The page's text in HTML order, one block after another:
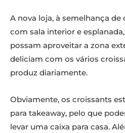
A nova loja, à semelhança
com sala interior e
possam aproveitar a zona
deliciam com os vários
produz diariamente.
Obviamente, os croissants
para takeaway, pelo que
levar uma caixa para casa.